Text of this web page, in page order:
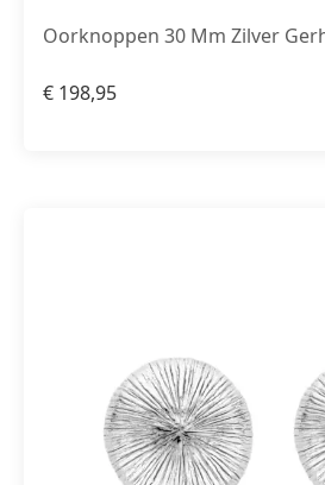
Oorknoppen 30 Mm Zilver
€ 198,95